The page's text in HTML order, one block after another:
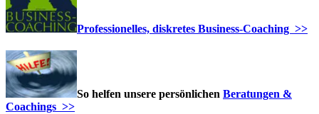
Professionelles, diskretes Business-Coaching >>
So helfen unsere persönlichen Beratungen &
Coachings >>